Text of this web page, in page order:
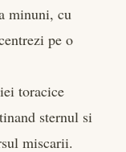
minuni, cu
pe o
toracice
sternul si
miscarii.